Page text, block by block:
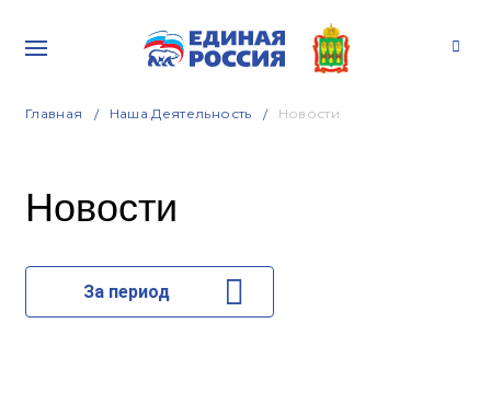
Главная Наша Деятельность Новости
Новости
За период